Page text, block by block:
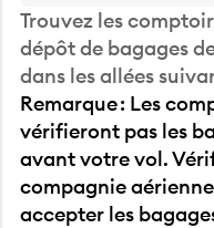
Trouvez les
dépôt de bagages
dans les allées
Remarque : Les
vérifieront pas les
avant votre vol.
compagnie
accepter les